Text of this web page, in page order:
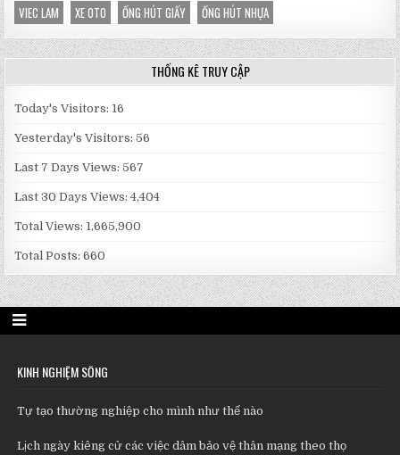
VIEC LAM
XE OTO ỐNG HÚT GIẤY ỐNG HÚT NHỰA
THỐNG KÊ TRUY CẬP
Today's Visitors: 16
Yesterday's Visitors:56
Last 7 Days Views:567
Last 30 Days Views:4,404
Total Views: 1,665,900
Total Posts:660
KINH NGHIỆM SỐNG
Tự tạo thường nghiệp cho mình như thế nào
Lịch ngày kiêng cử các việc dâm bảo vệ thân mạng theo thọ